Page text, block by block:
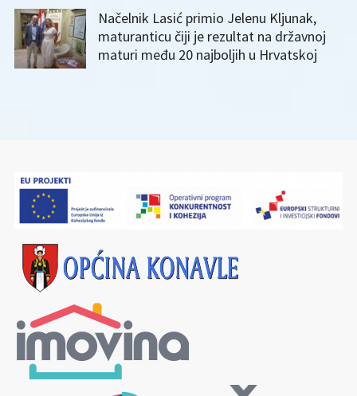
Načelnik Lasić primio Jelenu Kljunak,
maturanticu čiji je rezultat na državnoj
maturi među 20 najboljih u Hrvatskoj